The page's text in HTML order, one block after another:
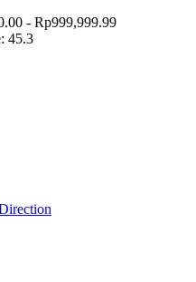
- Rp999,999.99
45.3